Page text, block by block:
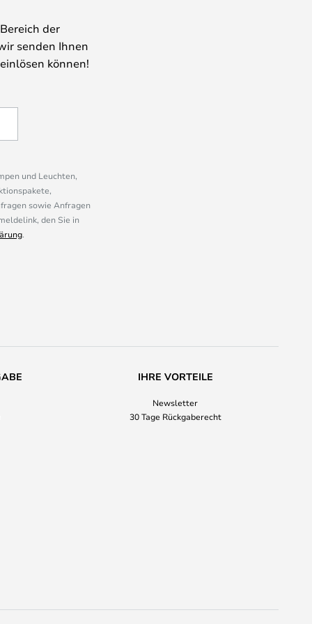
der
senden Ihnen
können!
und Leuchten,
sowie Anfragen
den Sie in
.
IHRE VORTEILE
Newsletter
30 Tage Rückgaberecht